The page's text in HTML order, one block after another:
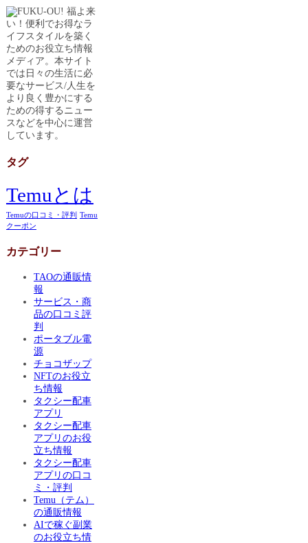
福よ来
い！便利でお得なラ
イフスタイルを築く
ためのお役立ち情報
メディア。本サイト
では日々の生活に必
要なサービス/人生を
より良く豊かにする
ための得するニュー
スなどを中心に運営
しています。
タグ
Temuとは
Temuの口コミ・評判 Temu
クーポン
カテゴリー
TAOの通販情
報
サービス・商
品の口コミ評
判
ポータブル電
源
チョコザップ
NFTのお役立
ち情報
タクシー配車
アプリ
タクシー配車
アプリのお役
立ち情報
タクシー配車
アプリの口コ
ミ・評判
Temu（テム）
の通販情報
AIで稼ぐ副業
のお役立ち情